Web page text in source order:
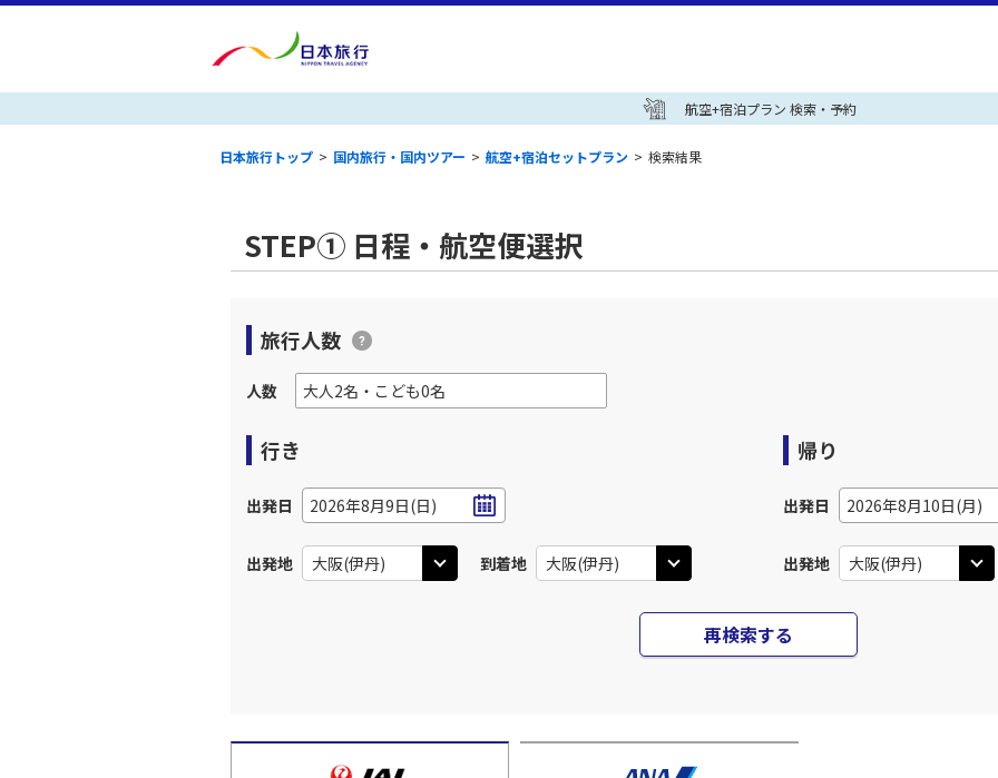
航空+宿泊プラン 検索・予約
日本旅行トップ > 国内旅行・国内ツアー > 航空+宿泊セットプラン > 検索結果
STEP① 日程・航空便選択
旅行人数
人数
行き
出発日 2026年8月9日(日)
出発地 到着地
帰り
出発日 2026年8月10日(月)
出発地
再検索する